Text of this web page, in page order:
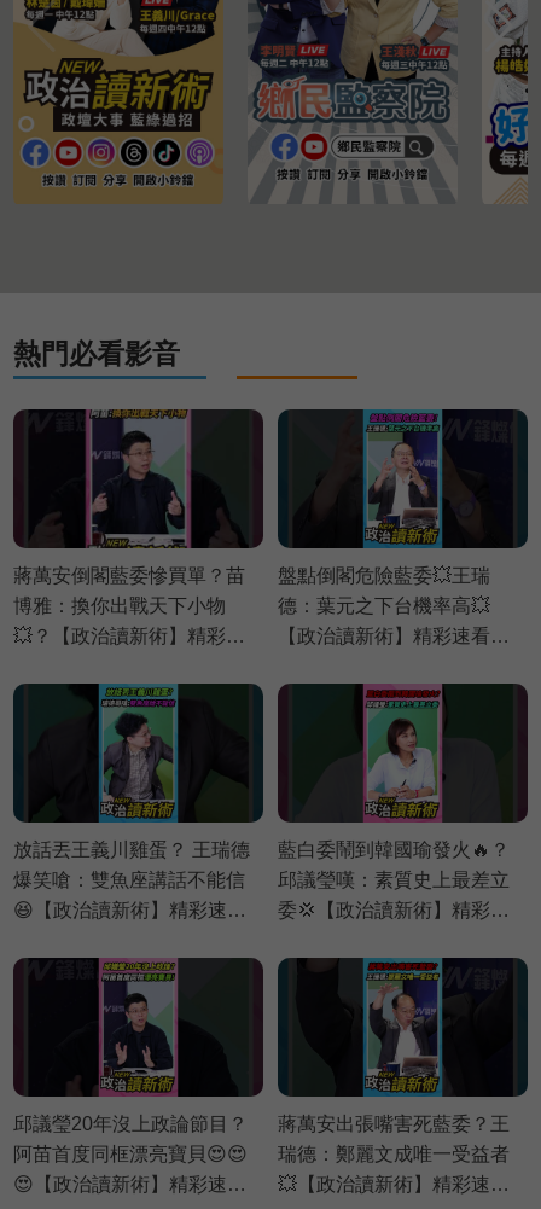
熱門必看影音
蔣萬安倒閣藍委慘買單？苗
博雅：換你出戰天下小物
💥？【政治讀新術】精彩速
盤點倒閣危險藍委💥王瑞
德：葉元之下台機率高💥
【政治讀新術】精彩速看
放話丟王義川雞蛋？ 王瑞德
爆笑嗆：雙魚座講話不能信
😆【政治讀新術】精彩速看
藍白委鬧到韓國瑜發火🔥？
邱議瑩嘆：素質史上最差立
委💢【政治讀新術】精彩速
邱議瑩20年沒上政論節目？
阿苗首度同框漂亮寶貝😍😍
😍【政治讀新術】精彩速看
蔣萬安出張嘴害死藍委？王
瑞德：鄭麗文成唯一受益者
💥【政治讀新術】精彩速看